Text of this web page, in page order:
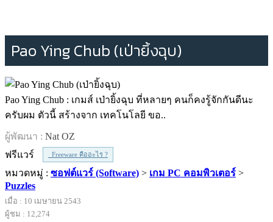
Pao Ying Chub (เป่ายิ้งฉุบ)
Pao Ying Chub : เกมส์ เป่ายิ้งฉุบ ที่หลายๆ คนก็คงรู้จักกันดีนะ
ครับผม ตัวนี้ สร้างจาก เทคโนโลยี ขอ..
ผู้พัฒนา : Nat OZ
ฟรีแวร์
Freeware คืออะไร ?
หมวดหมู่ : ซอฟต์แวร์ (Software) > เกม PC คอมพิวเตอร์ >
Puzzles
เมื่อ : 10 เมษายน 2543
ผู้ชม : 12,274